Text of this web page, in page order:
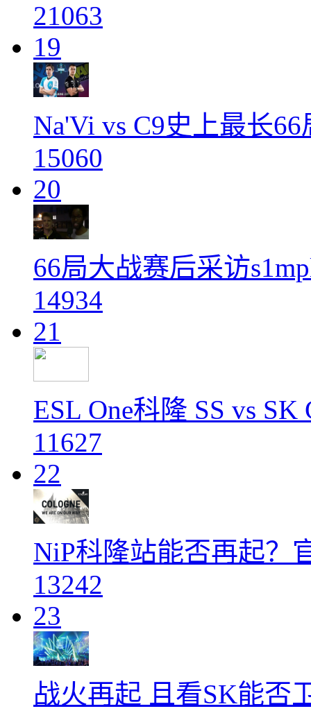
21063
19
Na'Vi vs C9史上最长
15060
20
66局大战赛后采访
14934
21
ESL One科隆 SS vs SK
11627
22
NiP科隆站能否再起？
13242
23
战火再起 且看SK能否